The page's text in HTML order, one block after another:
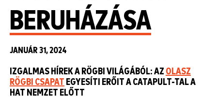
BERUHÁZÁSA
JANUÁR 31, 2024
IZGALMAS HÍREK A RÖGBI VILÁGÁBÓL: AZ OLASZ
RÖGBI CSAPAT EGYESÍTI ERŐIT A CATAPULT-TAL A
HAT NEMZET ELŐTT